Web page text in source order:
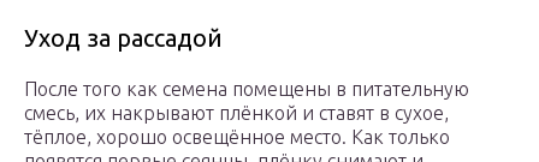
Уход за рассадой
После того как семена помещены в питательную
смесь, их накрывают плёнкой и ставят в сухое,
тёплое, хорошо освещённое место. Как только